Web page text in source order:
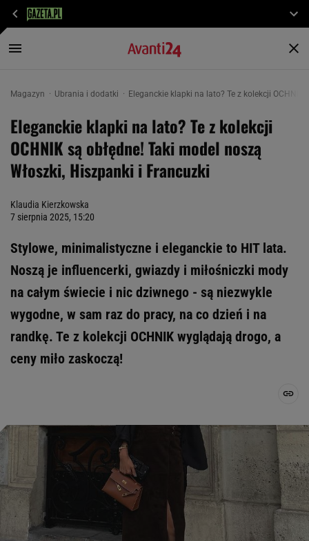
Magazyn Ubrania i dodatki Eleganckie klapki na lato? Te z kolekcji
Eleganckie klapki na lato? Te z kolekcji
OCHNIK są obłędne! Taki model noszą
Włoszki, Hiszpanki i Francuzki
Klaudia Kierzkowska
7 sierpnia 2025, 15:20
Stylowe, minimalistyczne i eleganckie to HIT lata.
Noszą je influencerki, gwiazdy i miłośniczki mody
na całym świecie i nic dziwnego - są niezwykle
wygodne, w sam raz do pracy, na co dzień i na
randkę. Te z kolekcji OCHNIK wyglądają drogo, a
ceny miło zaskoczą!